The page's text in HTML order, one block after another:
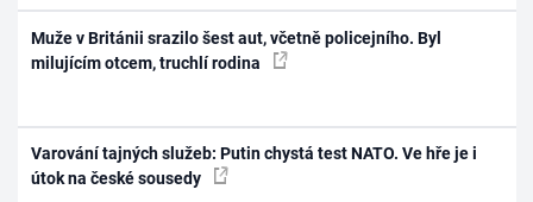
Muže v Británii srazilo šest aut, včetně policejního. Byl
milujícím otcem, truchlí rodina
Varování tajných služeb: Putin chystá test NATO. Ve hře je i
útok na české sousedy